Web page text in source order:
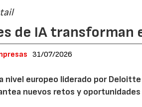
de IA transforman
31/07/2026
nivel europeo liderado por
nuevos retos y